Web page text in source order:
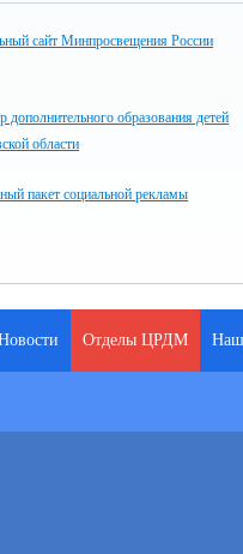
сайт Минпросвещения России
дополнительного образования детей
области
пакет социальной рекламы
Отделы ЦРДМ